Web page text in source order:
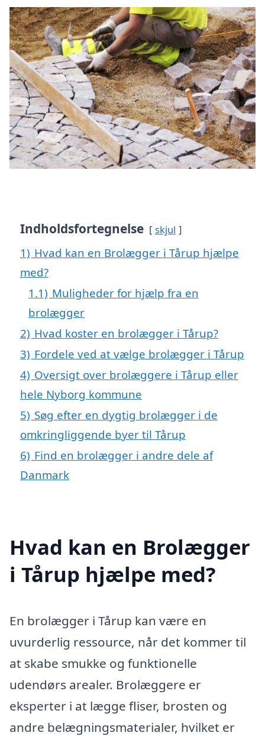
Indholdsfortegnelse skjul
1) Hvad kan en Brolægger i Tårup hjælpe
med?
1.1) Muligheder for hjælp fra en
brolægger
2) Hvad koster en brolægger i Tårup?
3) Fordele ved at vælge brolægger i Tårup
4) Oversigt over brolæggere i Tårup eller
hele Nyborg kommune
5) Søg efter en dygtig brolægger i de
omkringliggende byer til Tårup
6) Find en brolægger i andre dele af
Danmark
Hvad kan en Brolægger
i Tårup hjælpe med?
En brolægger i Tårup kan være en
uvurderlig ressource, når det kommer til
at skabe smukke og funktionelle
udendørs arealer. Brolæggere er
eksperter i at lægge fliser, brosten og
andre belægningsmaterialer, hvilket er